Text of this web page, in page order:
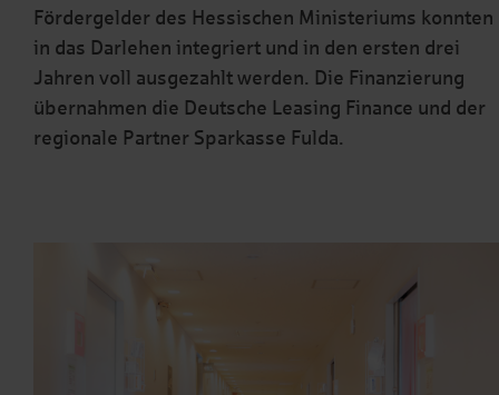
Fördergelder des Hessischen Ministeriums konnten
in das Darlehen integriert und in den ersten drei
Jahren voll ausgezahlt werden. Die Finanzierung
übernahmen die Deutsche Leasing Finance und der
regionale Partner Sparkasse Fulda.